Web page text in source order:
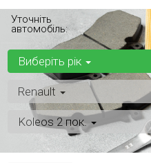
Уточніть
автомобіль:
Виберіть рік
Renault
Koleos 2 пок.